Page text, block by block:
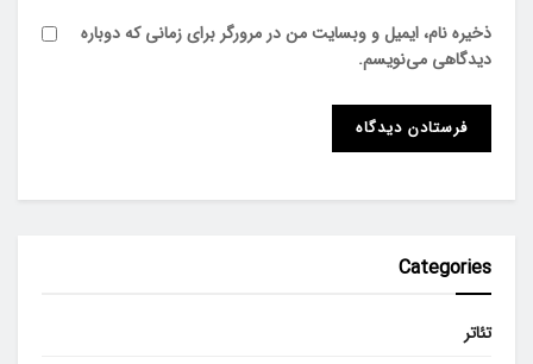
ذخیره نام، ایمیل و وبسایت من در مرورگر برای زمانی که دوباره
دیدگاهی می‌نویسم.
Categories
تئاتر